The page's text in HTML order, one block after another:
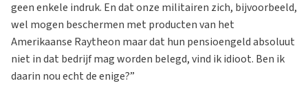
geen enkele indruk. En dat onze militairen zich, bijvoorbeeld,
wel mogen beschermen met producten van het
Amerikaanse Raytheon maar dat hun pensioengeld absoluut
niet in dat bedrijf mag worden belegd, vind ik idioot. Ben ik
daarin nou echt de enige?”